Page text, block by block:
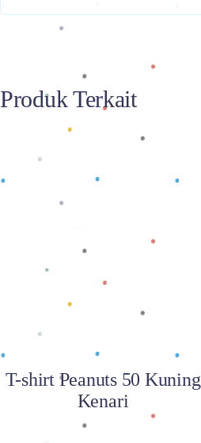
Produk Terkait
Baca selengkapnya
T-shirt Peanuts 50 Kuning
Kenari